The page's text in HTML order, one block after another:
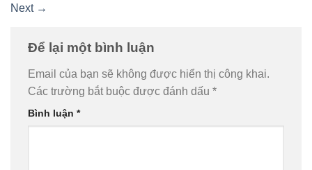
Next →
Để lại một bình luận
Email của bạn sẽ không được hiển thị công khai.
Các trường bắt buộc được đánh dấu *
Bình luận *